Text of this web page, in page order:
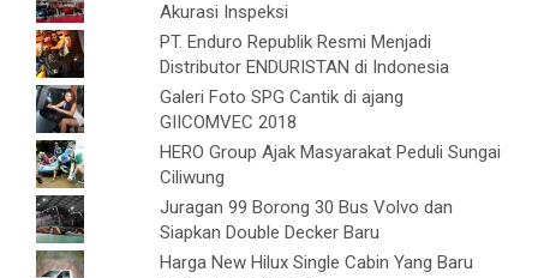
Akurasi Inspeksi
PT. Enduro Republik Resmi Menjadi
Distributor ENDURISTAN di Indonesia
Galeri Foto SPG Cantik di ajang
GIICOMVEC 2018
HERO Group Ajak Masyarakat Peduli Sungai
Ciliwung
Juragan 99 Borong 30 Bus Volvo dan
Siapkan Double Decker Baru
Harga New Hilux Single Cabin Yang Baru